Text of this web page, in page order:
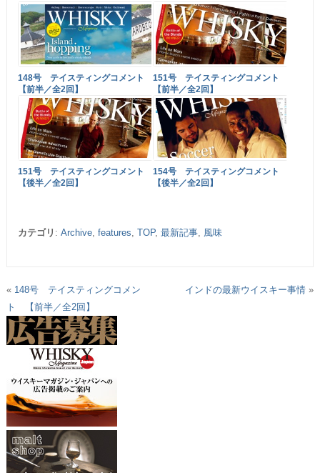
148号 テイスティングコメント
【前半／全2回】
151号 テイスティングコメント
【前半／全2回】
151号 テイスティングコメント
【後半／全2回】
154号 テイスティングコメント
【後半／全2回】
カテゴリ : Archive, features TOP, 最新記事, 風味
« 148号 テイスティングコメン
ト 【前半／全2回】
インドの最新ウイスキー事情 »